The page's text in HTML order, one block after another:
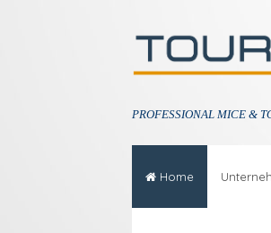
PROFESSIONAL MICE &
Home